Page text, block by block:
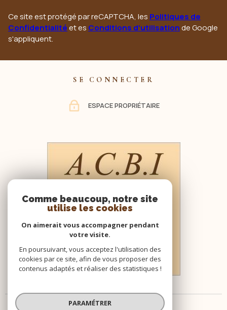
Ce site est protégé par reCAPTCHA, les Politiques de
Confidentialitéet es Conditions d'utilisationde Google
s'appliquent.
SE CONNECTER
ESPACE PROPRIÉTAIRE
Comme beaucoup, notre site
utilise les cookies
On aimerait vous accompagner pendant
votre visite.
En poursuivant, vous acceptez l'utilisation des
cookies par ce site, afin de vous proposer des
contenus adaptés et réaliser des statistiques !
PARAMÉTRER